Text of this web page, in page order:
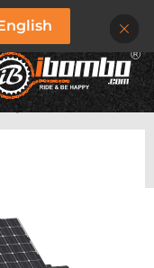
ŁADOWANIA /
jCHARGE